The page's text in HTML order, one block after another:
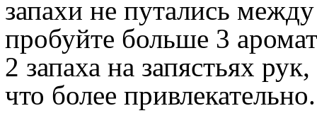
запахи не путались
пробуйте больше 3
2 запаха на запястьях
что более привлекательно.